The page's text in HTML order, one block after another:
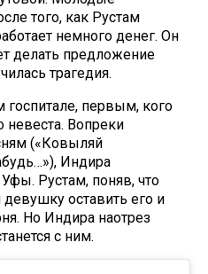
того, как Рустам
немного денег. Он
делать предложение
трагедия.
первым, кого
невеста. Вопреки
(«Ковыляй
Индира
Рустам, поняв, что
девушку оставить его и
Но Индира наотрез
с ним.